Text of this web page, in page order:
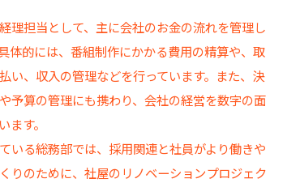
理担当として、主に会社のお金の流れを管理し
体的には、番組制作にかかる費用の精算や、取
い、収入の管理などを行っています。また、決
予算の管理にも携わり、会社の経営を数字の面
ます。
いる総務部では、採用関連と社員がより働きや
りのために、社屋のリノベーションプロジェク